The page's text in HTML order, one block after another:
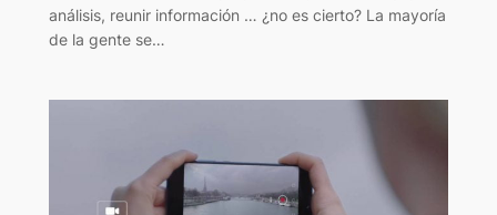
análisis, reunir información … ¿no es cierto? La mayoría
de la gente se…